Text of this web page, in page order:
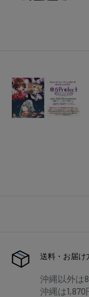
送料・お届け
沖縄以外は
沖縄は1,870